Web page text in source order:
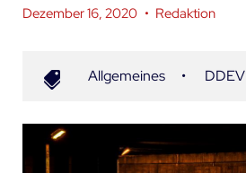
Dezember 16, 2020 • Redaktion
Allgemeines • DDEV